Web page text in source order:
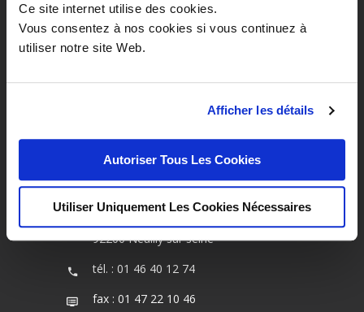
Ce site internet utilise des cookies.
Vous consentez à nos cookies si vous continuez à
utiliser notre site Web.
Afficher les détails
Autoriser Tous Les Cookies
Utiliser Uniquement Les Cookies Nécessaires
accompagnement pour les personnes âgées
et les personnes présentant un handicap.
Contact
92200 Neuilly sur seine
tél. : 01 46 40 12 74
fax : 01 47 22 10 46